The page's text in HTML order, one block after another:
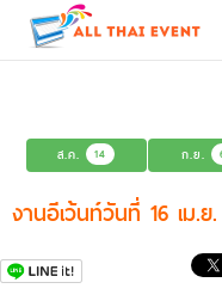
ส.ค. 14 ก.ย.
งานอีเว้นท์วันที่ 16 เม.ย